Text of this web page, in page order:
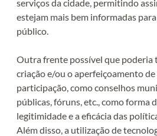
serviços da cidade, permitindo
estejam mais bem informadas
público.
Outra frente possível que poderia
criação e/ou o aperfeiçoamento
participação, como conselhos
públicas, fóruns, etc., como forma
legitimidade e a eficácia das
Além disso, a utilização de